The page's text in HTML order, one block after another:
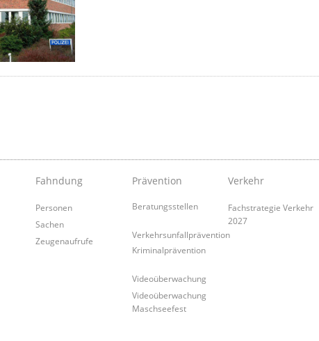
Fahndung
Personen
Sachen
Zeugenaufrufe
Prävention
Beratungsstellen
Verkehrsunfallprävention
Kriminalprävention
Videoüberwachung
Videoüberwachung
Maschseefest
Verkehr
Fachstrategie Verkehr
2027